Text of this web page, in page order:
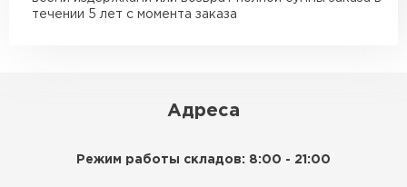
Манипулятор до 15 тн
течении 5 лет с момента заказа
Адреса
Режим работы складов: 8:00 - 21:00